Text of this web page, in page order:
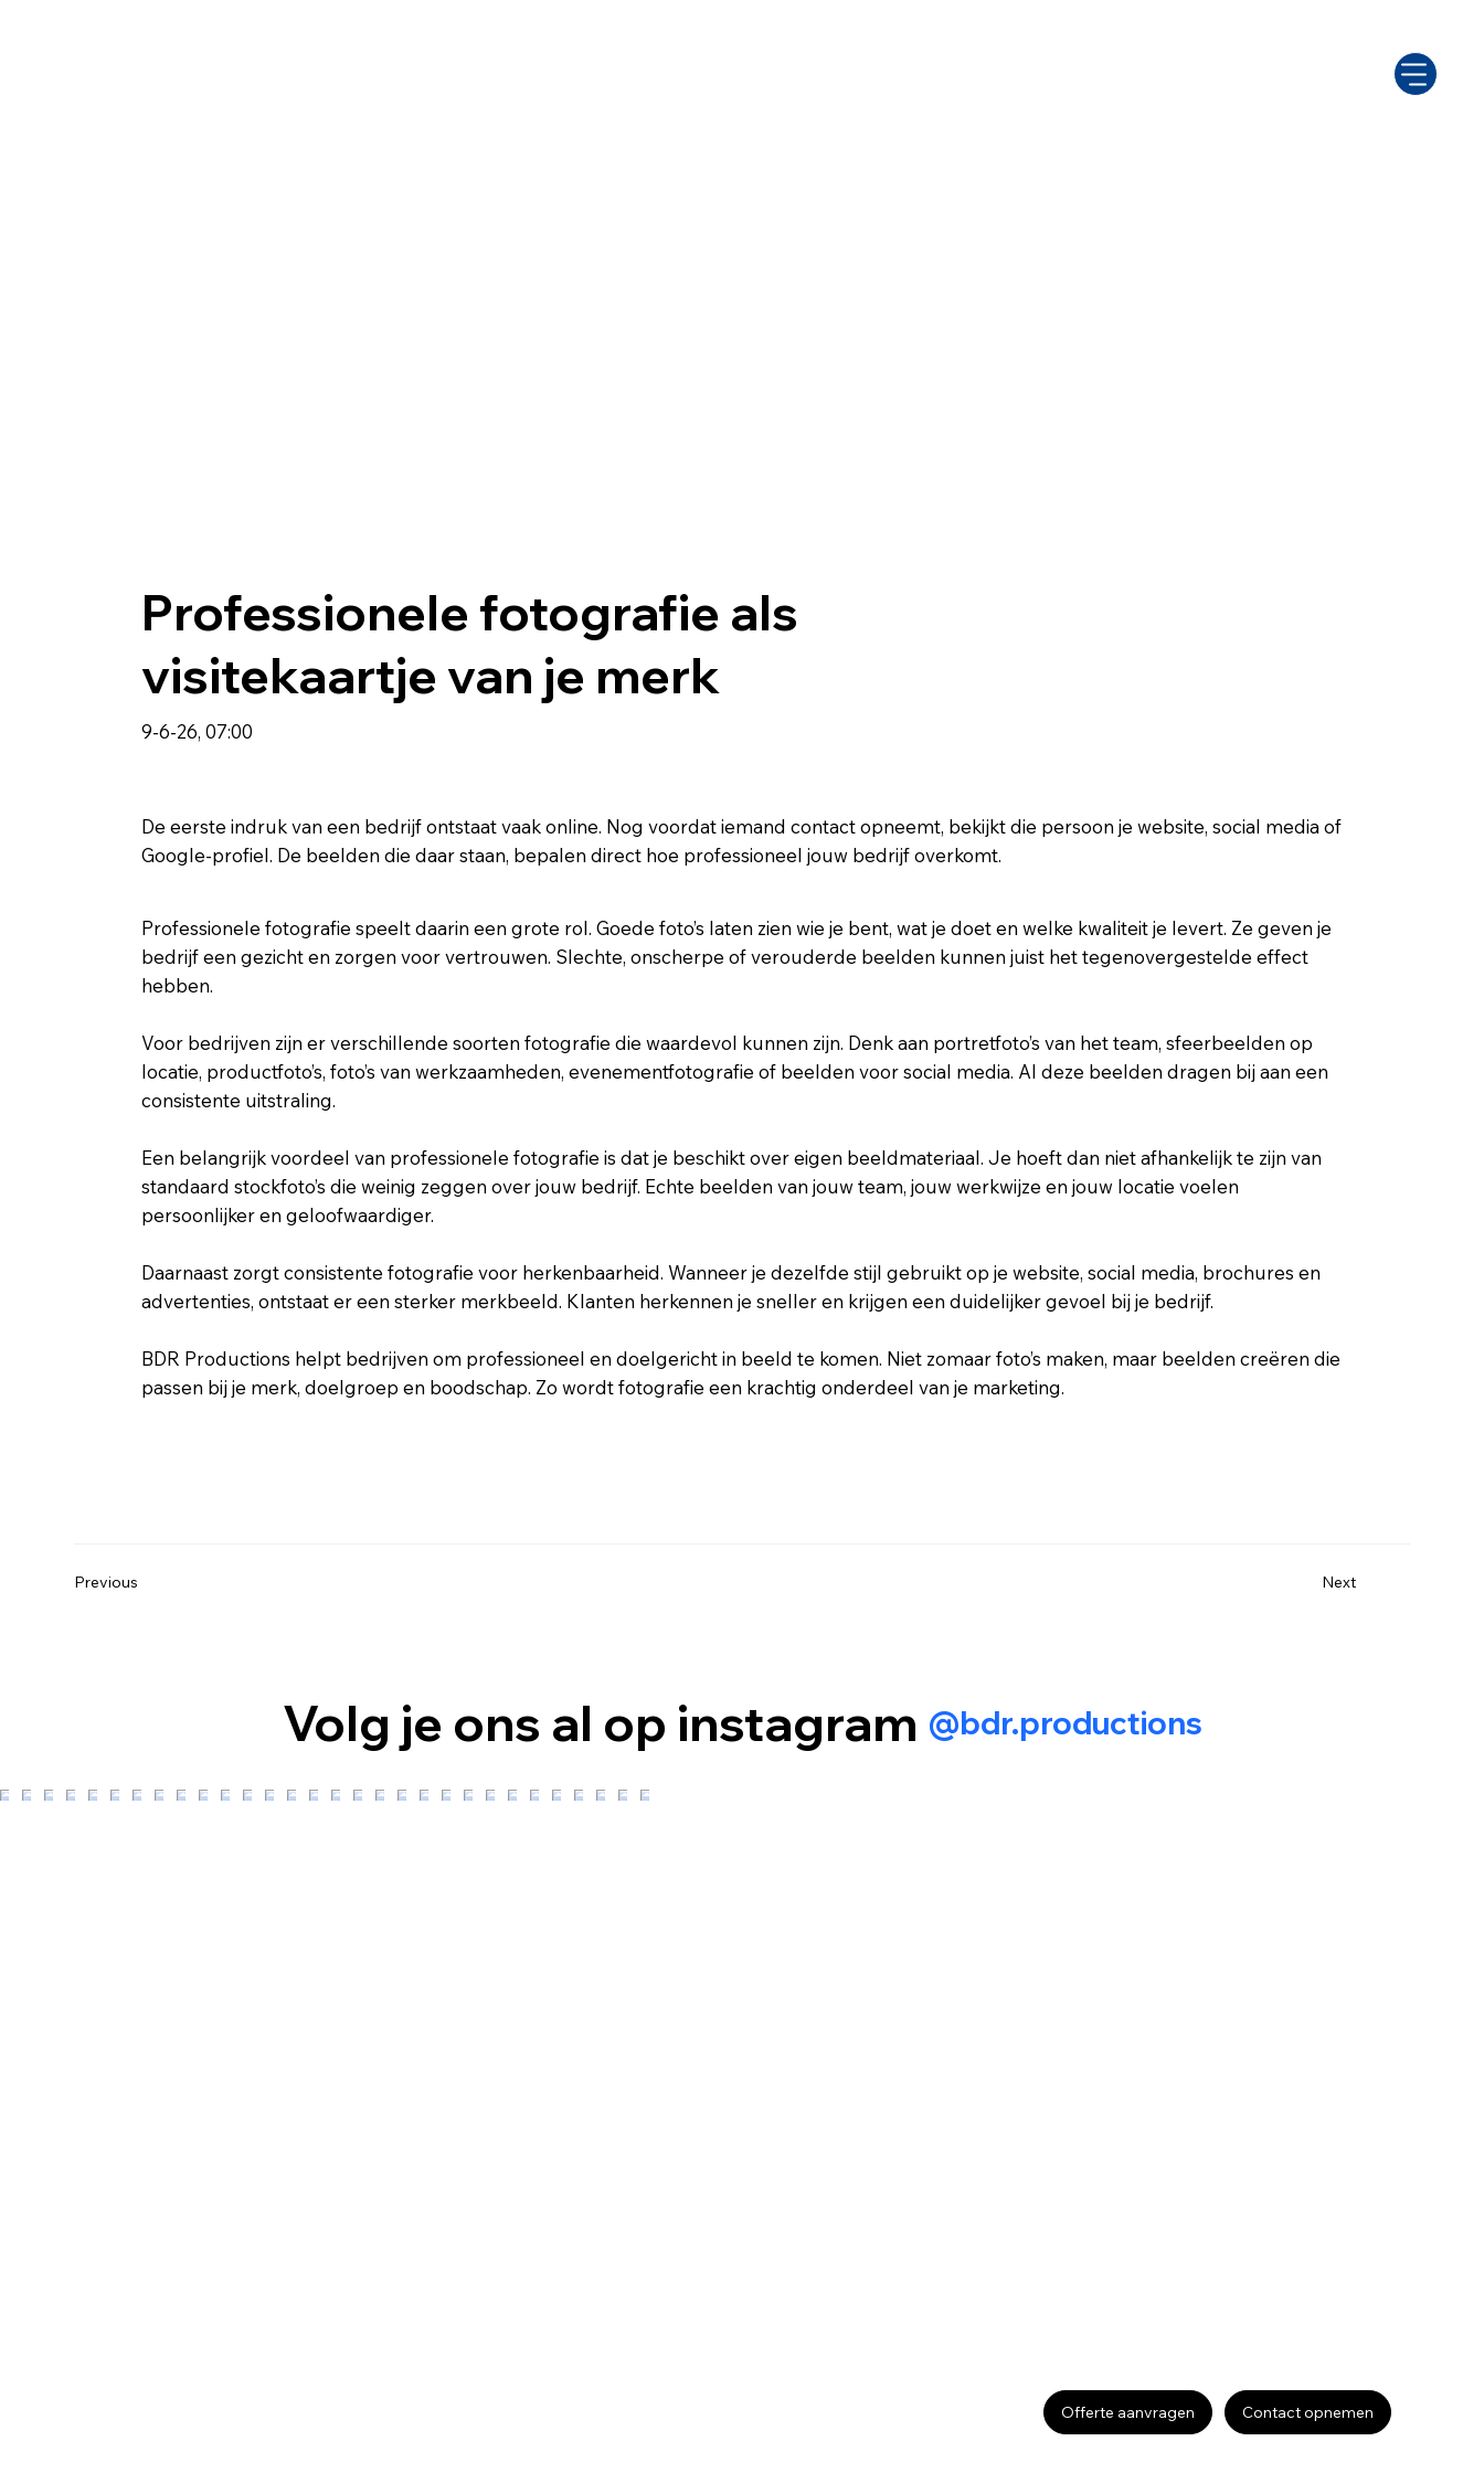
Professionele fotografie als
visitekaartje van je merk
9-6-26, 07:00
De eerste indruk van een bedrijf ontstaat vaak online. Nog voordat iemand contact opneemt, bekijkt die persoon je website, social media of
Google-profiel. De beelden die daar staan, bepalen direct hoe professioneel jouw bedrijf overkomt.
Professionele fotografie speelt daarin een grote rol. Goede foto’s laten zien wie je bent, wat je doet en welke kwaliteit je levert. Ze geven je
bedrijf een gezicht en zorgen voor vertrouwen. Slechte, onscherpe of verouderde beelden kunnen juist het tegenovergestelde effect
hebben.
Voor bedrijven zijn er verschillende soorten fotografie die waardevol kunnen zijn. Denk aan portretfoto’s van het team, sfeerbeelden op
locatie, productfoto’s, foto’s van werkzaamheden, evenementfotografie of beelden voor social media. Al deze beelden dragen bij aan een
consistente uitstraling.
Een belangrijk voordeel van professionele fotografie is dat je beschikt over eigen beeldmateriaal. Je hoeft dan niet afhankelijk te zijn van
standaard stockfoto’s die weinig zeggen over jouw bedrijf. Echte beelden van jouw team, jouw werkwijze en jouw locatie voelen
persoonlijker en geloofwaardiger.
Daarnaast zorgt consistente fotografie voor herkenbaarheid. Wanneer je dezelfde stijl gebruikt op je website, social media, brochures en
advertenties, ontstaat er een sterker merkbeeld. Klanten herkennen je sneller en krijgen een duidelijker gevoel bij je bedrijf.
BDR Productions helpt bedrijven om professioneel en doelgericht in beeld te komen. Niet zomaar foto’s maken, maar beelden creëren die
passen bij je merk, doelgroep en boodschap. Zo wordt fotografie een krachtig onderdeel van je marketing.
Previous Next
Volg je ons al op instagram @bdr.productions
Offerte aanvragen Contact opnemen